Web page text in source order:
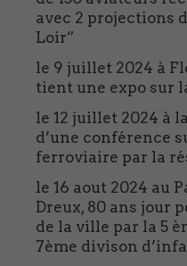
avec 2 projections
Loir”
le 9 juillet 2024 à
tient une expo sur
le 12 juillet 2024 à
d’une conférence
ferroviaire par la
le 16 aout 2024 au
Dreux, 80 ans jour
de la ville par la 5
7ème divison